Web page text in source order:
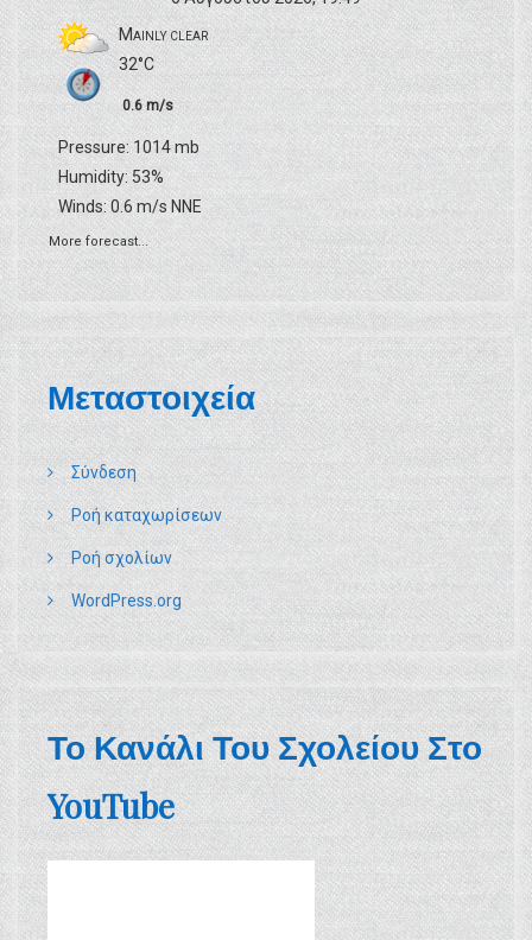
θ
ρ
ω
ν
Mainly clear
32°C
0.6 m/s
Pressure: 1014 mb
Humidity: 53%
Winds: 0.6 m/s NNE
More forecast...
Μεταστοιχεία
Σύνδεση
Ροή καταχωρίσεων
Ροή σχολίων
WordPress.org
Το Κανάλι Του Σχολείου Στο
YouTube